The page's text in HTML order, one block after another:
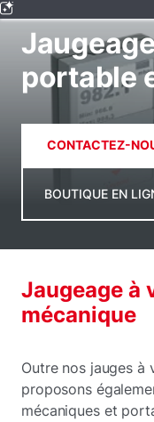
portable
CONTACTEZ-
BOUTIQUE EN
Jaugeage à
mécanique
Outre nos jauges à
proposons
mécaniques et